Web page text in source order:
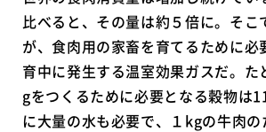
比べると、その量は約５倍に。そこ
が、食肉用の家畜を育てるために必
育中に発生する温室効果ガスだ。
gをつくるために必要となる穀物は
に大量の水も必要で、１kgの牛肉の